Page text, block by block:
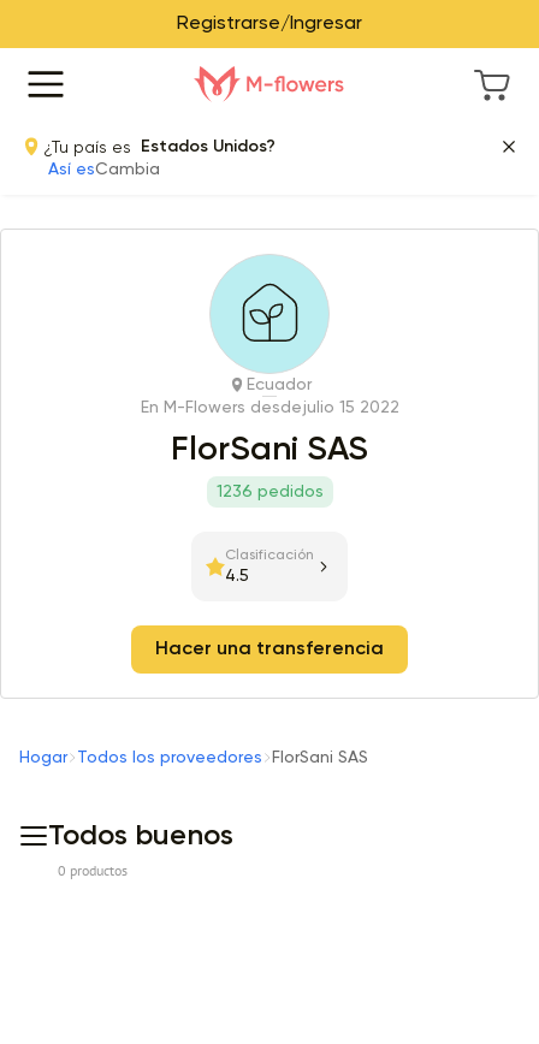
Registrarse/Ingresar
¿Tu país es
Estados Unidos?
Así esCambia
Ecuador
En M-Flowers desde julio 15 2022
FlorSani SAS
1236 pedidos
Clasificación
4.5
Hacer una transferencia
Hogar Todos los proveedores FlorSani SAS
Todos buenos
0 productos